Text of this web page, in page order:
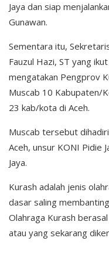
Jaya dan siap
Gunawan.
Sementara itu,
Fauzul Hazi, ST yang
mengatakan Pengprov
Muscab 10 Kabupaten/
23 kab/kota di Aceh.
Muscab tersebut
Aceh, unsur KONI Pidie
Jaya.
Kurash adalah jenis
dasar saling
Olahraga Kurash
atau yang sekarang